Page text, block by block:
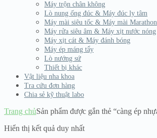
Máy trộn chân không
Lò nung ống đúc & Máy đúc ly tâm
Máy mài siêu tốc & Máy mài Marathon
Máy rửa siêu âm & Máy xịt nước nóng
Máy xịt cát & Máy đánh bóng
Máy ép máng tẩy
Lò nướng sứ
Thiết bị khác
Vật liệu nha khoa
Tra cứu đơn hàng
Chia sẻ kỹ thuật labo
Trang chủSản phẩm được gắn thẻ “càng ép
Hiển thị kết quả duy nhất